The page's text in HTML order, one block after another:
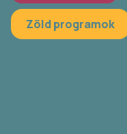
Zöld programok